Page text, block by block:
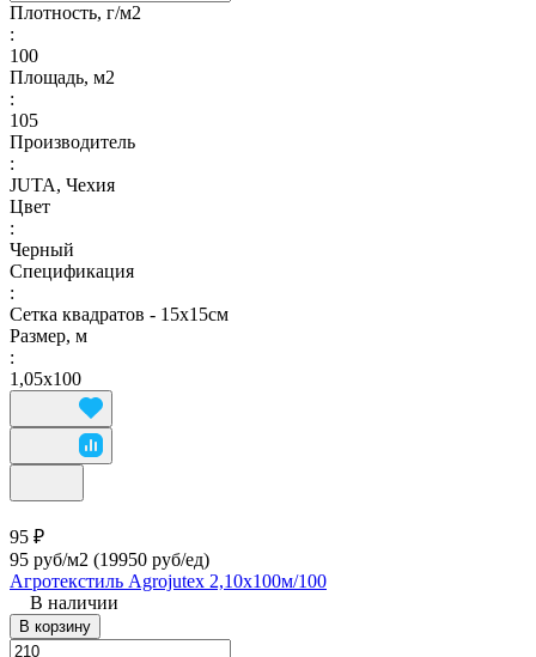
Плотность, г/м2
:
100
Площадь, м2
:
105
Производитель
:
JUTA, Чехия
Цвет
:
Черный
Спецификация
:
Сетка квадратов - 15х15см
Размер, м
:
1,05х100
95 ₽
95 руб/м2 (19950 руб/eд)
Агротекстиль Agrojutex 2,10х100м/100
В наличии
В корзину